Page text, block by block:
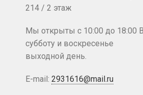
214 / 2 этаж
Мы открыты с 10:00 до 18:00 В
субботу и воскресенье
выходной день.
E-mail: 2931616@mail.ru